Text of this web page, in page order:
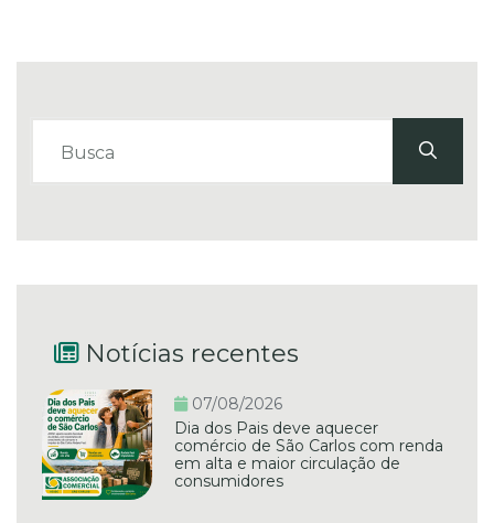
Notícias recentes
07/08/2026
Dia dos Pais deve aquecer
comércio de São Carlos com renda
em alta e maior circulação de
consumidores